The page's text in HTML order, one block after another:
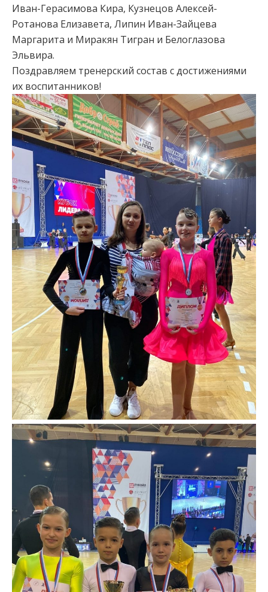
Иван-Герасимова Кира, Кузнецов Алексей-
Ротанова Елизавета, Липин Иван-Зайцева
Маргарита и Миракян Тигран и Белоглазова
Эльвира.
Поздравляем тренерский состав с достижениями
их воспитанников!